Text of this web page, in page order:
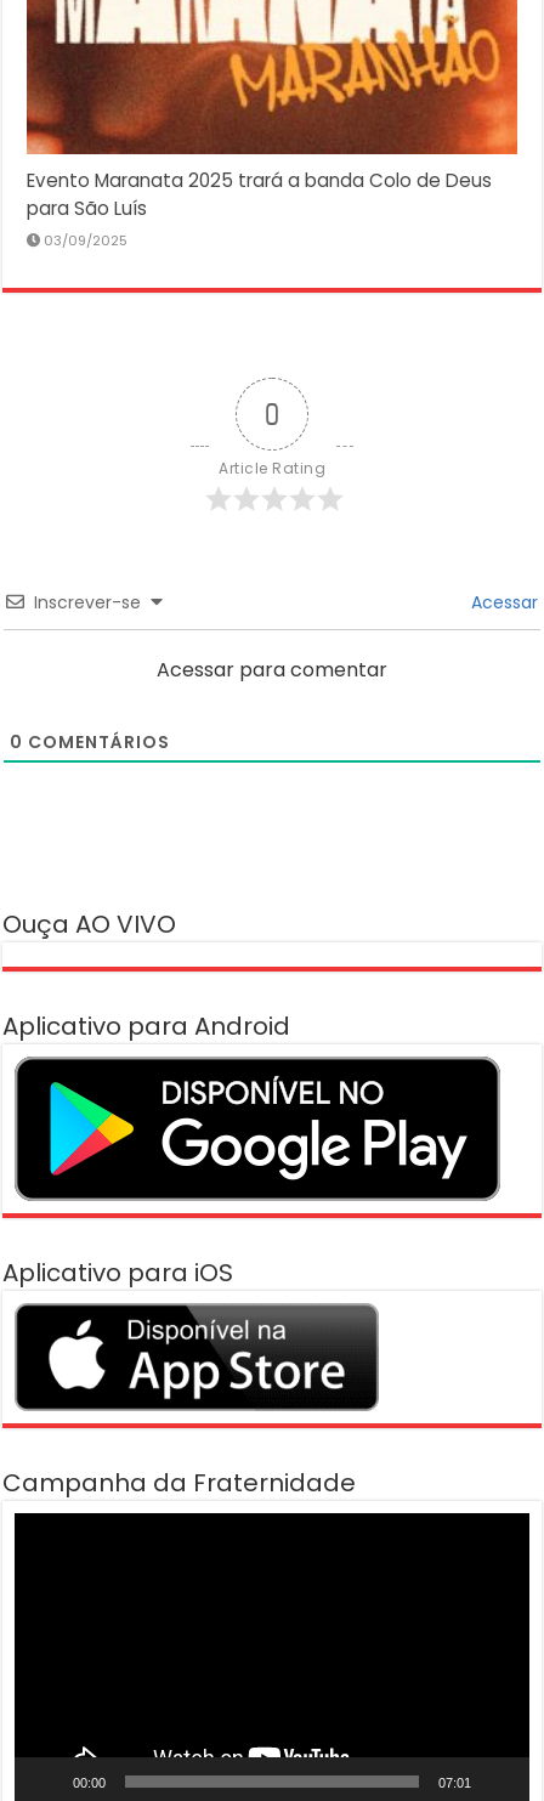
Evento Maranata 2025 trará a banda Colo de Deus
para São Luís
03/09/2025
0
Article Rating
Inscrever-se Acessar
Acessar para comentar
0 COMENTÁRIOS
Ouça AO VIVO
Aplicativo para Android
Aplicativo para iOS
Campanha da Fraternidade
00:00 07:01